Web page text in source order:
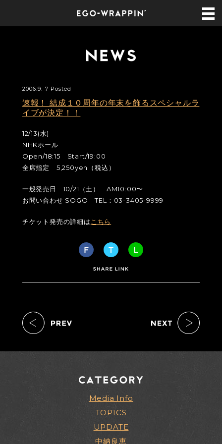
2006.9. 7 Posted
速報！ 結成１０周年の年末を飾るスペシャルラ
イブが決定！！
12/13(水)
NHKホール
Open/18:15 Start/19:00
全席指定 5,250yen（税込）
一般発売日 10/21（土） AM10:00〜
お問い合わせ SOGO TEL：03-3405-9999
チケット発売の詳細は こちら
Media Info
TOPICS
UPDATE
中納良恵